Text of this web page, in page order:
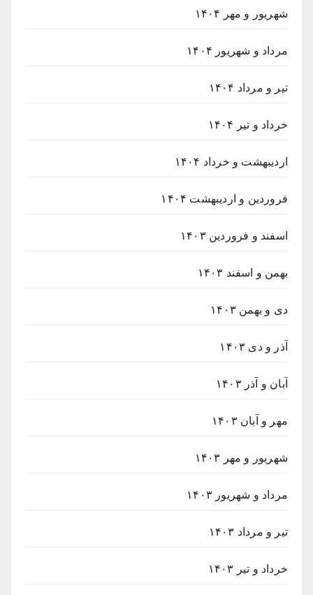
شهریور و مهر ۱۴۰۴
مرداد و شهریور ۱۴۰۴
تیر و مرداد ۱۴۰۴
خرداد و تیر ۱۴۰۴
اردیبهشت و خرداد ۱۴۰۴
فروردین و اردیبهشت ۱۴۰۴
اسفند و فروردین ۱۴۰۳
بهمن و اسفند ۱۴۰۳
دی و بهمن ۱۴۰۳
آذر و دی ۱۴۰۳
آبان و آذر ۱۴۰۳
مهر و آبان ۱۴۰۳
شهریور و مهر ۱۴۰۳
مرداد و شهریور ۱۴۰۳
تیر و مرداد ۱۴۰۳
خرداد و تیر ۱۴۰۳